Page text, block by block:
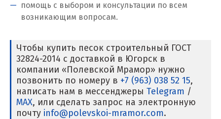
Красногорск
Краснотурьинск
Красноуфимск
Красноярск
помощь с выбором и консультации по всем
возникающим вопросам.
Чтобы купить песок строительный ГОСТ
32824-2014 с доставкой в Югорск в
компании «Полевской Мрамор» нужно
позвонить по номеру в +7 (963) 038 52 15,
написать нам в мессенджеры Telegram /
MAX, или сделать запрос на электронную
почту info@polevskoi-mramor.com.